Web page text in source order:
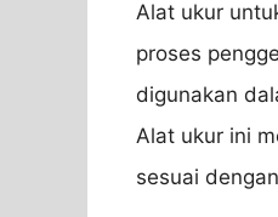
Alat ukur
proses
digunakan
Alat ukur ini
sesuai